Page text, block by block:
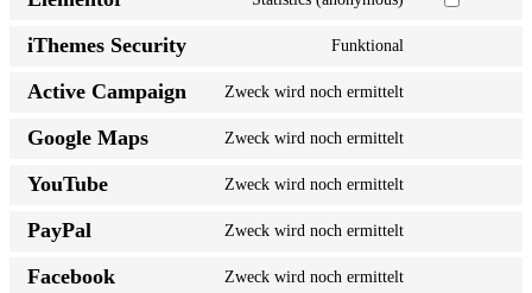
iThemes Security Funktional
Active Campaign Zweck wird noch ermittelt
Google Maps Zweck wird noch ermittelt
YouTube Zweck wird noch ermittelt
PayPal Zweck wird noch ermittelt
Facebook Zweck wird noch ermittelt